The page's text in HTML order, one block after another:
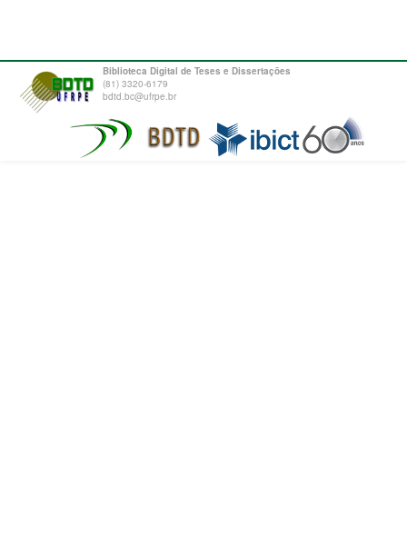
Biblioteca Digital de Teses e Dissertações
(81) 3320-6179
bdtd.bc@ufrpe.br